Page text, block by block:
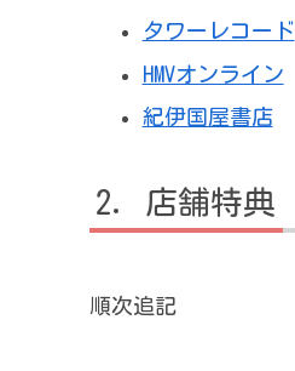
タワーレコード
HMVオンライン
紀伊国屋書店
店舗特典
順次追記